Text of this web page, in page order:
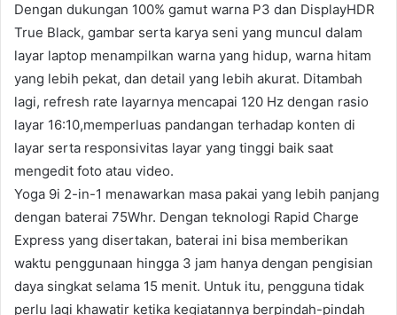
Dengan dukungan 100% gamut warna P3 dan DisplayHDR
True Black, gambar serta karya seni yang muncul dalam
layar laptop menampilkan warna yang hidup, warna hitam
yang lebih pekat, dan detail yang lebih akurat. Ditambah
lagi, refresh rate layarnya mencapai 120 Hz dengan rasio
layar 16:10,memperluas pandangan terhadap konten di
layar serta responsivitas layar yang tinggi baik saat
mengedit foto atau video.
Yoga 9i 2-in-1 menawarkan masa pakai yang lebih panjang
dengan baterai 75Whr. Dengan teknologi Rapid Charge
Express yang disertakan, baterai ini bisa memberikan
waktu penggunaan hingga 3 jam hanya dengan pengisian
daya singkat selama 15 menit. Untuk itu, pengguna tidak
perlu lagi khawatir ketika kegiatannya berpindah-pindah